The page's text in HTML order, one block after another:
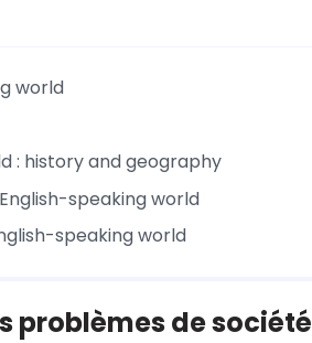
world
: history and geography
speaking world
speaking world
problèmes de société